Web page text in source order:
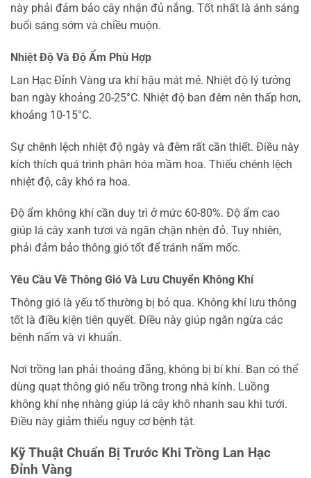
này phải đảm bảo cây nhận đủ nắng. Tốt nhất là ánh sáng
buổi sáng sớm và chiều muộn.
Nhiệt Độ Và Độ Ẩm Phù Hợp
Lan Hạc Đỉnh Vàng ưa khí hậu mát mẻ. Nhiệt độ lý tưởng
ban ngày khoảng 20-25°C. Nhiệt độ ban đêm nên thấp hơn,
khoảng 10-15°C.
Sự chênh lệch nhiệt độ ngày và đêm rất cần thiết. Điều này
kích thích quá trình phân hóa mầm hoa. Thiếu chênh lệch
nhiệt độ, cây khó ra hoa.
Độ ẩm không khí cần duy trì ở mức 60-80%. Độ ẩm cao
giúp lá cây xanh tươi và ngăn chặn nhện đỏ. Tuy nhiên,
phải đảm bảo thông gió tốt để tránh nấm mốc.
Yêu Cầu Về Thông Gió Và Lưu Chuyển Không Khí
Thông gió là yếu tố thường bị bỏ qua. Không khí lưu thông
tốt là điều kiện tiên quyết. Điều này giúp ngăn ngừa các
bệnh nấm và vi khuẩn.
Nơi trồng lan phải thoáng đãng, không bị bí khí. Bạn có thể
dùng quạt thông gió nếu trồng trong nhà kính. Luồng
không khí nhẹ nhàng giúp lá cây khô nhanh sau khi tưới.
Điều này giảm thiểu nguy cơ bệnh tật.
Kỹ Thuật Chuẩn Bị Trước Khi Trồng Lan Hạc
Đỉnh Vàng